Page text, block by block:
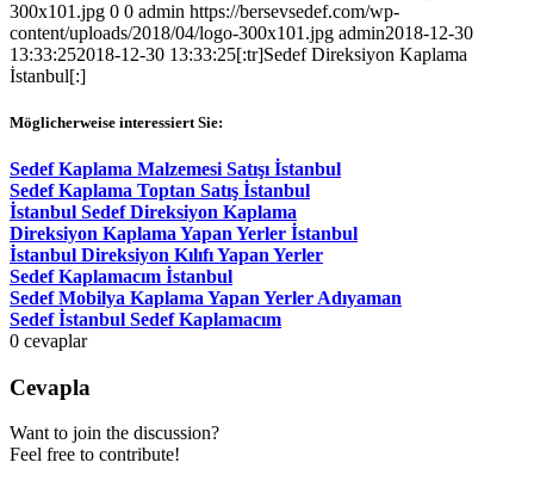
300x101.jpg 0 0 admin https://bersevsedef.com/wp-
content/uploads/2018/04/logo-300x101.jpg admin2018-12-30
13:33:252018-12-30 13:33:25[:tr]Sedef Direksiyon Kaplama
İstanbul[:]
Möglicherweise interessiert Sie:
Sedef Kaplama Malzemesi Satışı İstanbul
Sedef Kaplama Toptan Satış İstanbul
İstanbul Sedef Direksiyon Kaplama
Direksiyon Kaplama Yapan Yerler İstanbul
İstanbul Direksiyon Kılıfı Yapan Yerler
Sedef Kaplamacım İstanbul
Sedef Mobilya Kaplama Yapan Yerler Adıyaman
Sedef İstanbul Sedef Kaplamacım
0 cevaplar
Cevapla
Want to join the discussion?
Feel free to contribute!